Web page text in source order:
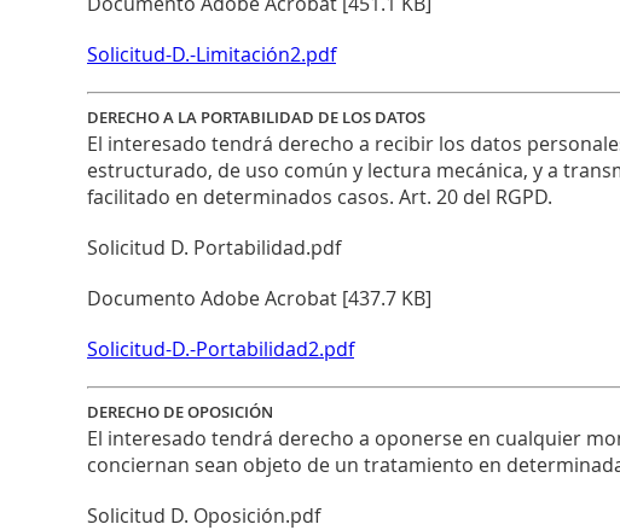
Solicitud-D.-Limitación2.pdf
DERECHO A LA PORTABILIDAD DE LOS DATOS
El interesado tendrá derecho a recibir los datos
estructurado, de uso común y lectura mecánica, y a
facilitado en determinados casos. Art. 20 del RGPD.
Solicitud D. Portabilidad.pdf
Documento Adobe Acrobat [437.7 KB]
Solicitud-D.-Portabilidad2.pdf
DERECHO DE OPOSICIÓN
El interesado tendrá derecho a oponerse en cualquier
conciernan sean objeto de un tratamiento en
Solicitud D. Oposición.pdf